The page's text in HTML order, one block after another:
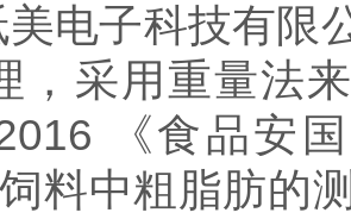
美电子科技有
，采用重量法
《食品安
料中粗脂肪的